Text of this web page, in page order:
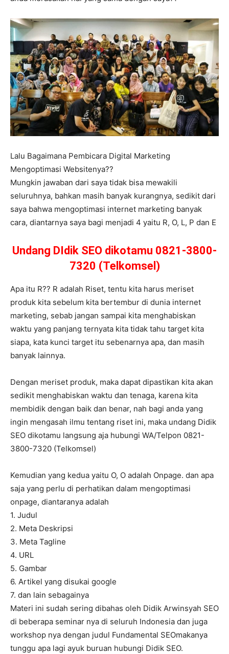
Lalu Bagaimana Pembicara Digital Marketing
Mengoptimasi Websitenya??
Mungkin jawaban dari saya tidak bisa mewakili
seluruhnya, bahkan masih banyak kurangnya, sedikit dari
saya bahwa mengoptimasi internet marketing banyak
cara, diantarnya saya bagi menjadi 4 yaitu R, O, L, P dan E
Undang DIdik SEO dikotamu 0821-3800-
7320 (Telkomsel)
Apa itu R?? R adalah Riset, tentu kita harus meriset
produk kita sebelum kita bertembur di dunia internet
marketing, sebab jangan sampai kita menghabiskan
waktu yang panjang ternyata kita tidak tahu target kita
siapa, kata kunci target itu sebenarnya apa, dan masih
banyak lainnya.
Dengan meriset produk, maka dapat dipastikan kita akan
sedikit menghabiskan waktu dan tenaga, karena kita
membidik dengan baik dan benar, nah bagi anda yang
ingin mengasah ilmu tentang riset ini, maka undang Didik
SEO dikotamu langsung aja hubungi WA/Telpon 0821-
3800-7320 (Telkomsel)
Kemudian yang kedua yaitu O, O adalah Onpage. dan apa
saja yang perlu di perhatikan dalam mengoptimasi
onpage, diantaranya adalah
1. Judul
2. Meta Deskripsi
3. Meta Tagline
4. URL
5. Gambar
6. Artikel yang disukai google
7. dan lain sebagainya
Materi ini sudah sering dibahas oleh Didik Arwinsyah SEO
di beberapa seminar nya di seluruh Indonesia dan juga
workshop nya dengan judul Fundamental SEOmakanya
tunggu apa lagi ayuk buruan hubungi Didik SEO.